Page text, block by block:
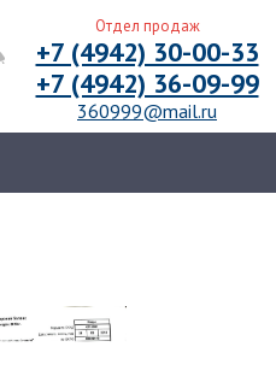
Отдел продаж
+7 (4942) 30-00-33
+7 (4942) 36-09-99
360999@mail.ru